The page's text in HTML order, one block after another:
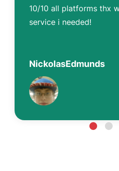
10/10 all platforms thx
service i needed!
NickolasEdmunds